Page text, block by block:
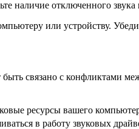
наличие отключенного
или устройству.
быть связано с
ресурсы вашего
в работу звуковых